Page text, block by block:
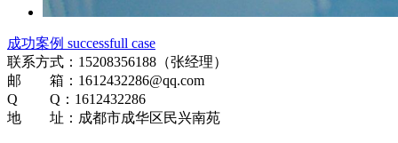
成功案例 successfull case
联系方式：15208356188（张经理）
邮 箱：1612432286@qq.com
Q Q：1612432286
地 址：成都市成华区民兴南苑